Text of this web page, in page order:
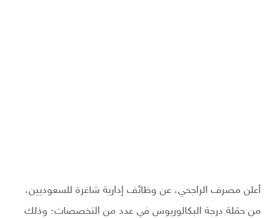
أعلن مصرف الراجحي، عن وظائف إدارية شاغرة للسعوديين،
من حمَلة درجة البكالوريوس في عدد من التخصصات؛ وذلك